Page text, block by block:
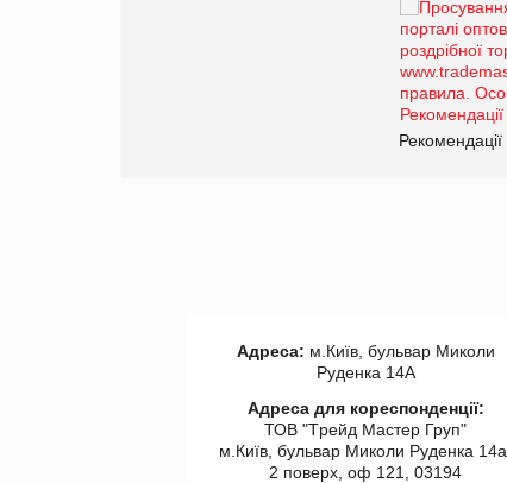
Рекомендації
Адреса: м.Київ, бульвар Миколи
Руденка 14А
Адреса для кореспонденції:
ТОВ "Tрейд Мастер Груп"
м.Київ, бульвар Миколи Руденка 14а,
2 поверх, оф 121, 03194